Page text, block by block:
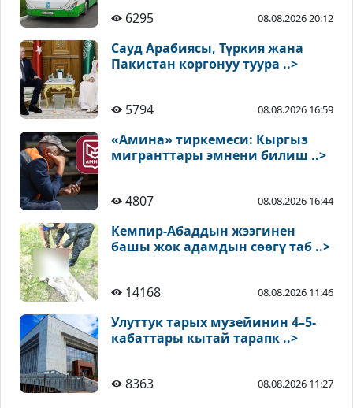
6295 08.08.2026 20:12
Сауд Арабиясы, Түркия жана
Пакистан коргонуу туура ..>
5794 08.08.2026 16:59
«Амина» тиркемеси: Кыргыз
мигранттары эмнени билиш ..>
4807 08.08.2026 16:44
Кемпир-Абаддын жээгинен
башы жок адамдын сөөгү таб ..>
14168 08.08.2026 11:46
Улуттук тарых музейинин 4–5-
кабаттары кытай тарапк ..>
8363 08.08.2026 11:27